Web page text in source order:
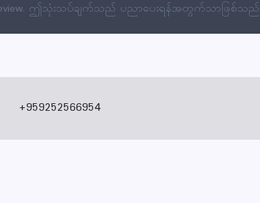
Review. ဤသုံးသပ်ချက်သည် ပညာပေးရန်အတွက်သာဖြစ်သည်
+959252566954